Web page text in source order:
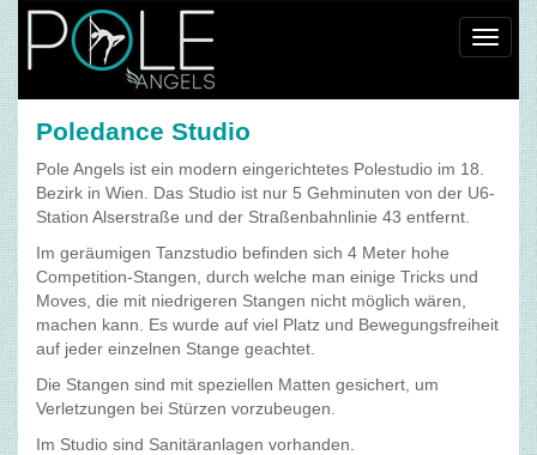
Poledance Studio
Pole Angels ist ein modern eingerichtetes Polestudio im 18.
Bezirk in Wien. Das Studio ist nur 5 Gehminuten von der U6-
Station Alserstraße und der Straßenbahnlinie 43 entfernt.
Im geräumigen Tanzstudio befinden sich 4 Meter hohe
Competition-Stangen, durch welche man einige Tricks und
Moves, die mit niedrigeren Stangen nicht möglich wären,
machen kann. Es wurde auf viel Platz und Bewegungsfreiheit
auf jeder einzelnen Stange geachtet.
Die Stangen sind mit speziellen Matten gesichert, um
Verletzungen bei Stürzen vorzubeugen.
Im Studio sind Sanitäranlagen vorhanden.